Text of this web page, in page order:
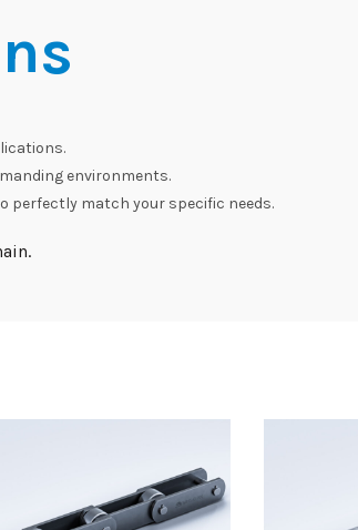
environments.
perfectly match your specific needs.